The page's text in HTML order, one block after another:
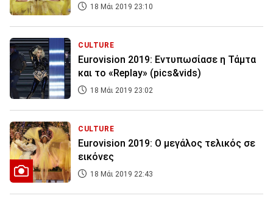
18 Μάι 2019 23:10
CULTURE
Eurovision 2019: Εντυπωσίασε η Τάμτα
και το «Replay» (pics&vids)
18 Μάι 2019 23:02
CULTURE
Eurovision 2019: Ο μεγάλος τελικός σε
εικόνες
18 Μάι 2019 22:43